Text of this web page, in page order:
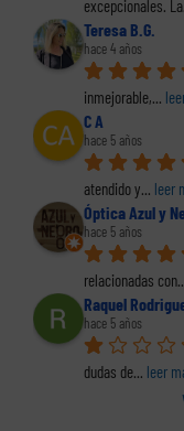
excepcionales. La
Teresa B.G.
hace 4 años
inmejorable,...
C A
hace 5 años
atendido y... leer
Óptica Azul y
hace 5 años
relacionadas con
Raquel
hace 5 años
dudas de... leer